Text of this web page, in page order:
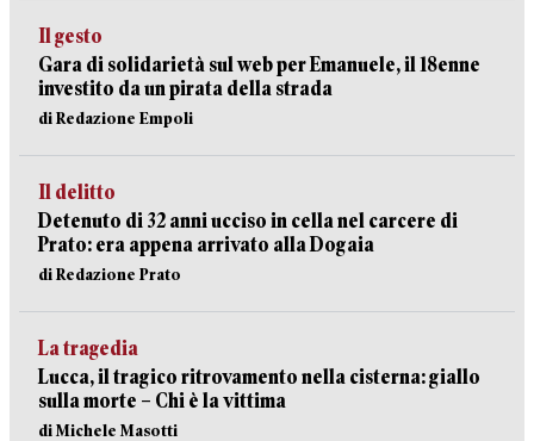
Il gesto
Gara di solidarietà sul web per Emanuele, il 18enne
investito da un pirata della strada
di Redazione Empoli
Il delitto
Detenuto di 32 anni ucciso in cella nel carcere di
Prato: era appena arrivato alla Dogaia
di Redazione Prato
La tragedia
Lucca, il tragico ritrovamento nella cisterna: giallo
sulla morte – Chi è la vittima
di Michele Masotti